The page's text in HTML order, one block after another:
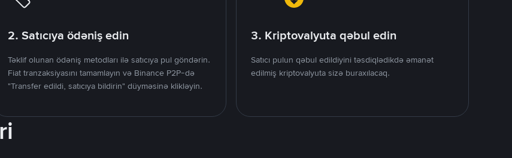
2. Satıcıya ödəniş edin
Təklif olunan ödəniş metodları ilə satıcıya pul göndərin.
Fiat tranzaksiyasını tamamlayın və Binance P2P-də
"Transfer edildi, satıcıya bildirin" düyməsinə klikləyin.
3. Kriptovalyuta qəbul edin
Satıcı pulun qəbul edildiyini təsdiqlədikdə əmanət
edilmiş kriptovalyuta sizə buraxılacaq.